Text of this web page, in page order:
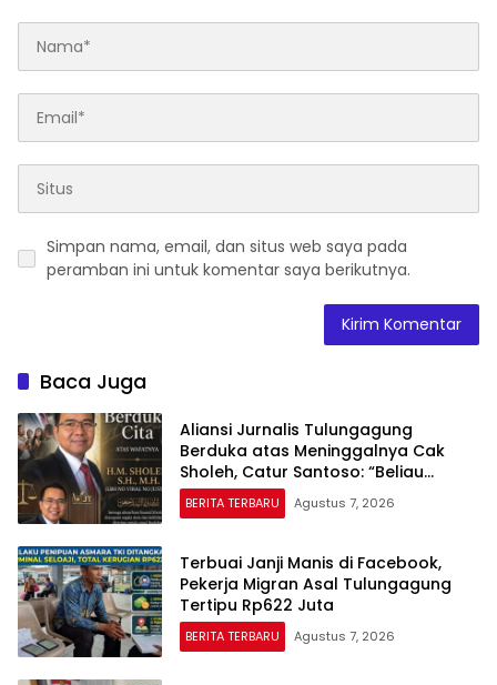
Simpan nama, email, dan situs web saya pada
peramban ini untuk komentar saya berikutnya.
Baca Juga
Aliansi Jurnalis Tulungagung
Berduka atas Meninggalnya Cak
Sholeh, Catur Santoso: “Beliau
Pejuang Keadilan yang Vokal”
BERITA TERBARU Agustus 7, 2026
Terbuai Janji Manis di Facebook,
Pekerja Migran Asal Tulungagung
Tertipu Rp622 Juta
BERITA TERBARU Agustus 7, 2026